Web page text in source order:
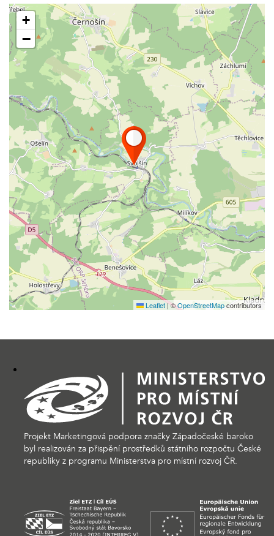
+
−
Leaflet|©OpenStreetMapcontributors
Projekt Marketingová podpora značky Západočeské baroko
byl realizován za přispění prostředků státního rozpočtu České
republiky z programu Ministerstva pro místní rozvoj ČR.